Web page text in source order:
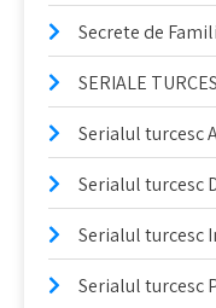
Secrete de
SERIALE
Serialul turcesc
Serialul turcesc
Serialul turcesc
Serialul turcesc